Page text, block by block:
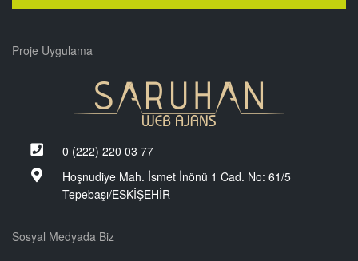
Proje Uygulama
0 (222) 220 03 77
Hoşnudiye Mah. İsmet İnönü 1 Cad. No: 61/5
Tepebaşı/ESKİŞEHİR
Sosyal Medyada Biz